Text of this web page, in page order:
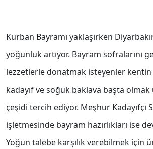
Kurban Bayramı yaklaşırken
yoğunluk artıyor. Bayram sofralarını
lezzetlerle donatmak isteyenler kentin
kadayıf ve soğuk baklava başta
çeşidi tercih ediyor. Meşhur Kadayıfçı
işletmesinde bayram hazırlıkları ise
Yoğun talebe karşılık verebilmek için